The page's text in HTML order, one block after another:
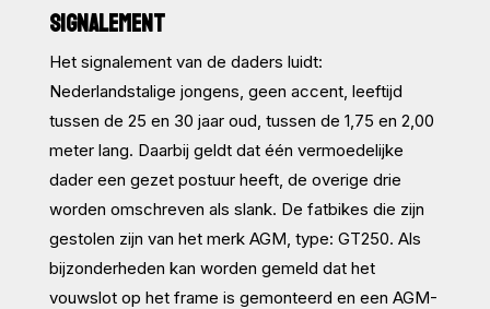
SIGNALEMENT
Het signalement van de daders luidt:
Nederlandstalige jongens, geen accent, leeftijd
tussen de 25 en 30 jaar oud, tussen de 1,75 en 2,00
meter lang. Daarbij geldt dat één vermoedelijke
dader een gezet postuur heeft, de overige drie
worden omschreven als slank. De fatbikes die zijn
gestolen zijn van het merk AGM, type: GT250. Als
bijzonderheden kan worden gemeld dat het
vouwslot op het frame is gemonteerd en een AGM-